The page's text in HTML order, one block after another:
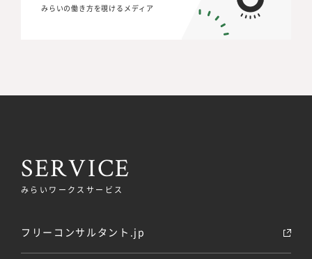
みらいの働き方を覗けるメディア
みらいの働き方を覗けるメディア
SERVICE
みらいワークスサービス
フリーコンサルタント.jp